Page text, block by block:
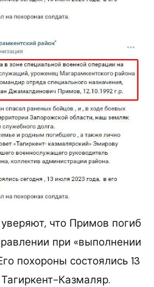
что Примов погиб
при «выполнении
похороны состоялись 13
Казмаляр.